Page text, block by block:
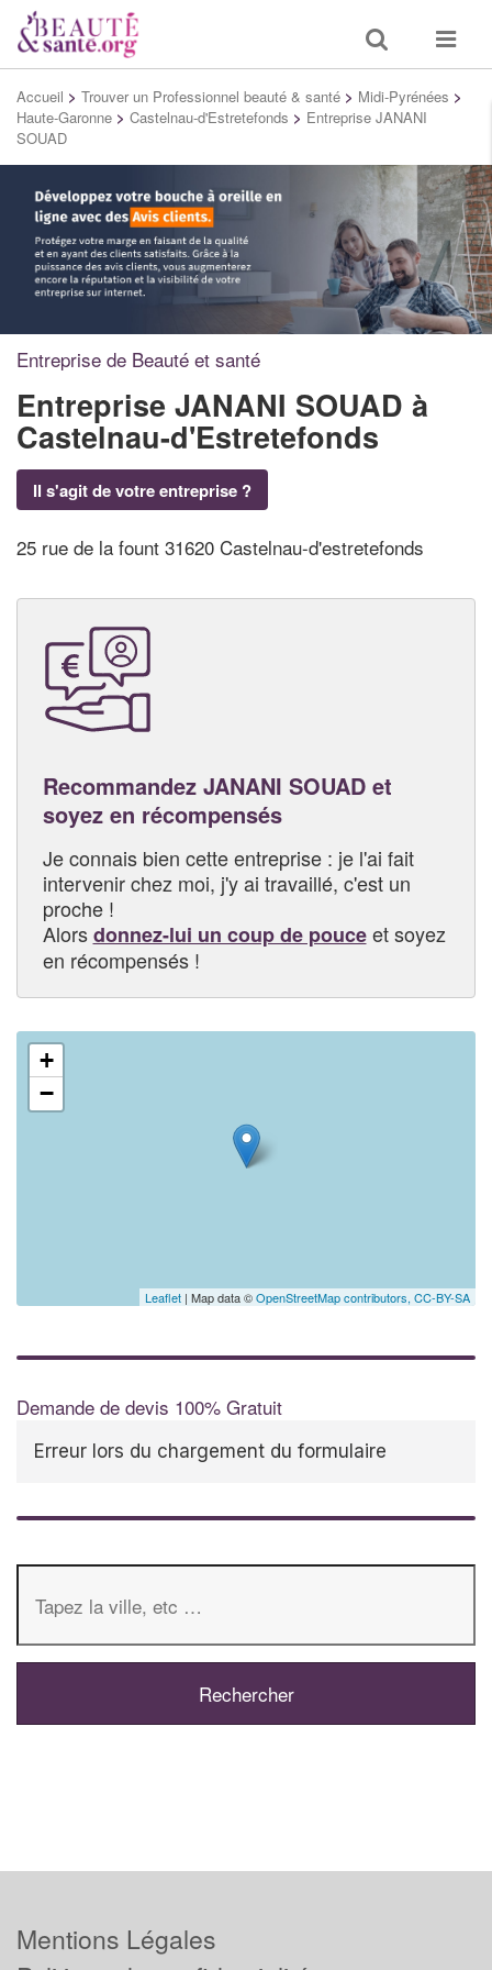
Toggle
search
Toggle
Accueil > Trouver un Professionnel beauté & santé > Midi-Pyrénées >
Haute-Garonne > Castelnau-d'Estretefonds > Entreprise JANANI
SOUAD
Entreprise de Beauté et santé
Entreprise JANANI SOUAD à
Castelnau-d'Estretefonds
Il s'agit de votre entreprise ?
25 rue de la fount 31620 Castelnau-d'estretefonds
Recommandez JANANI SOUAD et
soyez en récompensés
Je connais bien cette entreprise : je l'ai fait
intervenir chez moi, j'y ai travaillé, c'est un
proche !
Alorsdonnez-lui un coup de pouceet soyez
en récompensés !
+
−
Leaflet | Map data ©OpenStreetMap contributors, CC-BY-SA
Demande de devis 100% Gratuit
Erreur lors du chargement du formulaire
Mentions Légales